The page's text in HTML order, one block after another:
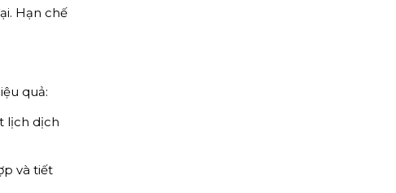
Hạn chế
quả:
lịch dịch
và tiết